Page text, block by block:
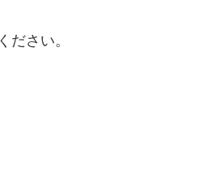
ださい。